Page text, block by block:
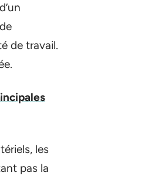
de travail.
les
pas la